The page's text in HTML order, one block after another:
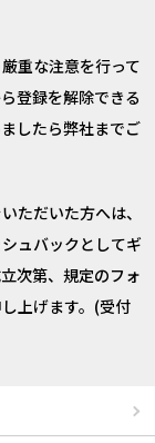
重な注意を行って
登録を解除できる
したら弊社までご
ただいた方へは、
ュバックとしてギ
次第、規定のフォ
上げます。(受付